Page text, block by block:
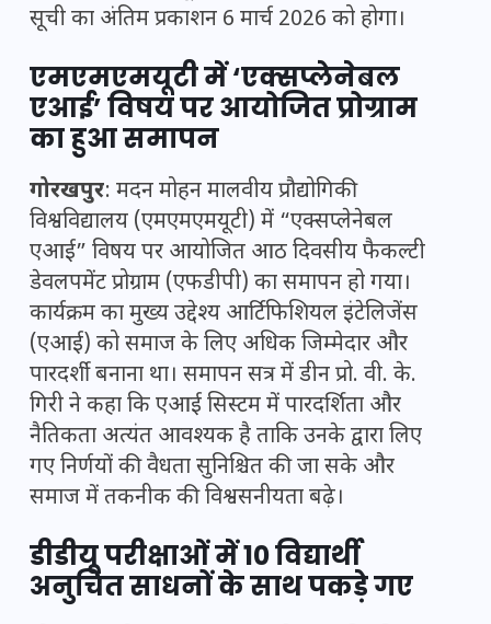
सूची का अंतिम प्रकाशन 6 मार्च 2026 को होगा।
एमएमएमयूटी में ‘एक्सप्लेनेबल
एआई’ विषय पर आयोजित प्रोग्राम
का हुआ समापन
गोरखपुर: मदन मोहन मालवीय प्रौद्योगिकी
विश्वविद्यालय (एमएमएमयूटी) में “एक्सप्लेनेबल
एआई” विषय पर आयोजित आठ दिवसीय फैकल्टी
डेवलपमेंट प्रोग्राम (एफडीपी) का समापन हो गया।
कार्यक्रम का मुख्य उद्देश्य आर्टिफिशियल इंटेलिजेंस
(एआई) को समाज के लिए अधिक जिम्मेदार और
पारदर्शी बनाना था। समापन सत्र में डीन प्रो. वी. के.
गिरी ने कहा कि एआई सिस्टम में पारदर्शिता और
नैतिकता अत्यंत आवश्यक है ताकि उनके द्वारा लिए
गए निर्णयों की वैधता सुनिश्चित की जा सके और
समाज में तकनीक की विश्वसनीयता बढ़े।
डीडीयू परीक्षाओं में 10 विद्यार्थी
अनुचित साधनों के साथ पकड़े गए